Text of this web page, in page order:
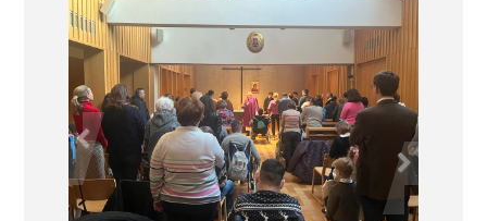
Previous Next